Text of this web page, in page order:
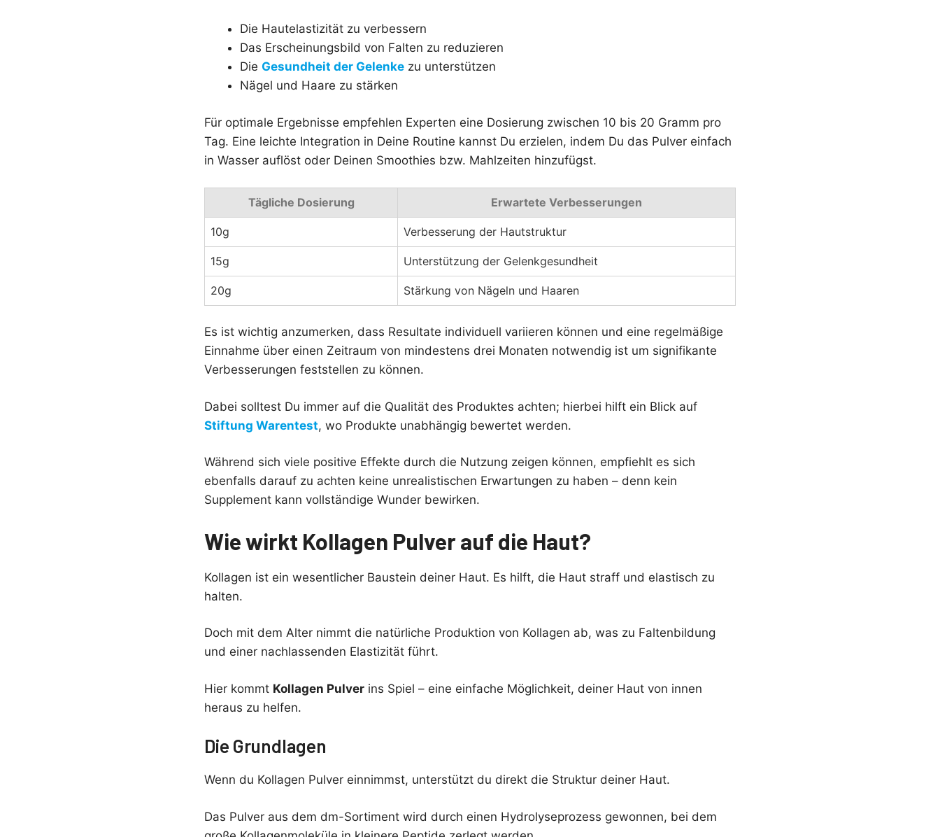
Die Hautelastizität zu verbessern
Das Erscheinungsbild von Falten zu reduzieren
Die Gesundheit der Gelenke zu unterstützen
Nägel und Haare zu stärken
Für optimale Ergebnisse empfehlen Experten eine Dosierung zwischen 10 bis 20 Gramm pro
Tag. Eine leichte Integration in Deine Routine kannst Du erzielen, indem Du das Pulver einfach
in Wasser auflöst oder Deinen Smoothies bzw. Mahlzeiten hinzufügst.
Tägliche Dosierung Erwartete Verbesserungen
10g Verbesserung der Hautstruktur
15g Unterstützung der Gelenkgesundheit
20g Stärkung von Nägeln und Haaren
Es ist wichtig anzumerken, dass Resultate individuell variieren können und eine regelmäßige
Einnahme über einen Zeitraum von mindestens drei Monaten notwendig ist um signifikante
Verbesserungen feststellen zu können.
Dabei solltest Du immer auf die Qualität des Produktes achten; hierbei hilft ein Blick auf
Stiftung Warentest, wo Produkte unabhängig bewertet werden.
Während sich viele positive Effekte durch die Nutzung zeigen können, empfiehlt es sich
ebenfalls darauf zu achten keine unrealistischen Erwartungen zu haben – denn kein
Supplement kann vollständige Wunder bewirken.
Wie wirkt Kollagen Pulver auf die Haut?
Kollagen ist ein wesentlicher Baustein deiner Haut. Es hilft, die Haut straff und elastisch zu
halten.
Doch mit dem Alter nimmt die natürliche Produktion von Kollagen ab, was zu Faltenbildung
und einer nachlassenden Elastizität führt.
Hier kommt Kollagen Pulver ins Spiel – eine einfache Möglichkeit, deiner Haut von innen
heraus zu helfen.
Die Grundlagen
Wenn du Kollagen Pulver einnimmst, unterstützt du direkt die Struktur deiner Haut.
Das Pulver aus dem dm-Sortiment wird durch einen Hydrolyseprozess gewonnen, bei dem